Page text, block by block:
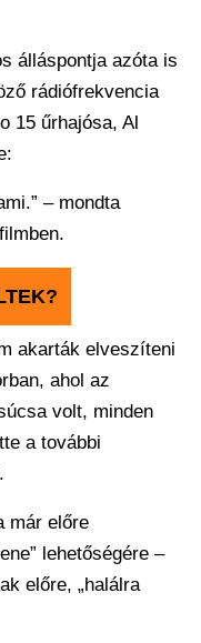
álláspontja azóta is
rádiófrekvencia
15 űrhajósa, Al
– mondta
akarták elveszíteni
ahol az
volt, minden
a további
már előre
lehetőségére –
előre, „halálra